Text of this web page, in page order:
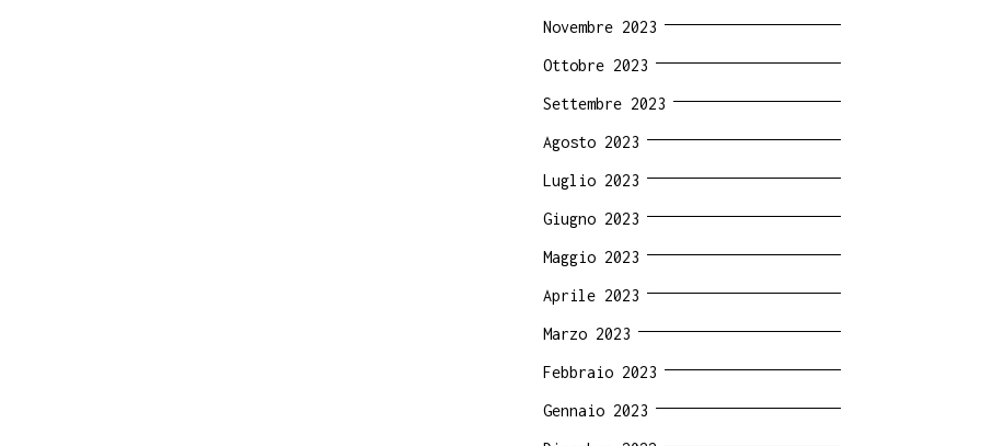
Novembre 2023
Ottobre 2023
Settembre 2023
Agosto 2023
Luglio 2023
Giugno 2023
Maggio 2023
Aprile 2023
Marzo 2023
Febbraio 2023
Gennaio 2023